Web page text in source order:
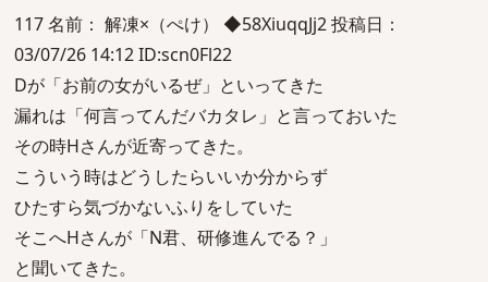
117 名前： 解凍×（ぺけ） ◆58XiuqqJj2 投稿日：
03/07/26 14:12 ID:scn0Fl22
Dが「お前の女がいるぜ」といってきた
漏れは「何言ってんだバカタレ」と言っておいた
その時Hさんが近寄ってきた。
こういう時はどうしたらいいか分からず
ひたすら気づかないふりをしていた
そこへHさんが「N君、研修進んでる？」
と聞いてきた。